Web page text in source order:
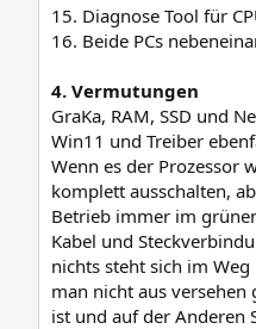
15. Diagnose Tool für
16. Beide PCs
4. Vermutungen
GraKa, RAM, SSD und
Win11 und Treiber
Wenn es der Prozessor
komplett ausschalten,
Betrieb immer im
Kabel und
nichts steht sich im
man nicht aus versehen
ist und auf der Anderen